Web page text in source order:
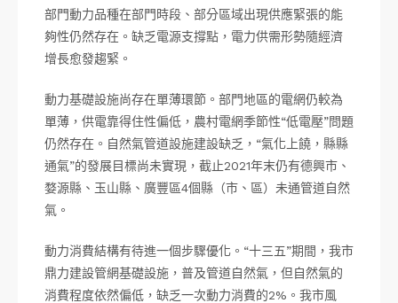
部門動力品種在部門時段、部分區域出現供應緊張的能
夠性仍然存在。缺乏電源支撐點，電力供需形勢隨經濟
增長愈發趨緊。
動力基礎設施尚存在單薄環節。部門地區的電網仍較為
單薄，供電靠得住性偏低，農村電網季節性“低電壓”問題
仍然存在。自然氣管道設施建設缺乏，“氣化上饒，縣縣
通氣”的發展目標尚未實現，截止2021年末仍有德興市、
婺源縣、玉山縣、廣豐區4個縣（市、區）未通管道自然
氣。
動力消費結構有待進一個步驟優化。“十三五”期間，我市
鼎力建設管網基礎設施，普及管道自然氣，但自然氣的
消費程度依然偏低，缺乏一次動力消費的2%。我市風